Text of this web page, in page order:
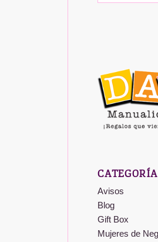
Avisos
Blog
Gift Box
Mujeres de